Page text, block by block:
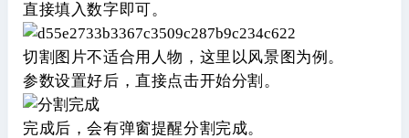
直接填入数字即可。
切割图片不适合用人物，这里以风景图为例。
参数设置好后，直接点击开始分割。
完成后，会有弹窗提醒分割完成。